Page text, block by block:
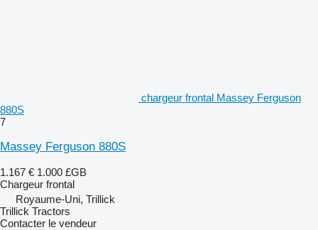
chargeur frontal Massey Ferguson
880S
7
Massey Ferguson 880S
1.167 € 1.000 £GB
Chargeur frontal
Royaume-Uni, Trillick
Trillick Tractors
Contacter le vendeur